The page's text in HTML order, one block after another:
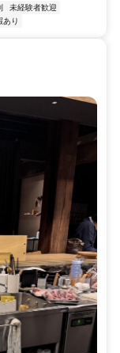
未経験者歓迎
あり